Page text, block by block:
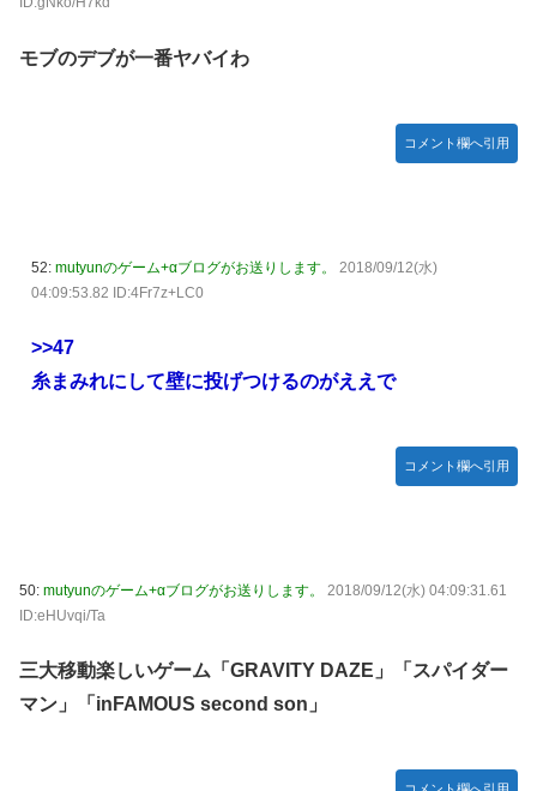
モブのデブが一番ヤバイわ
コメント欄へ引用
52: mutyunのゲーム+αブログがお送りします。
2018/09/12(水)
04:09:53.82 ID:4Fr7z+LC0
>>47
糸まみれにして壁に投げつけるのがええで
コメント欄へ引用
50: mutyunのゲーム+αブログがお送りします。
2018/09/12(水) 04:09:31.61
ID:eHUvqi/Ta
三大移動楽しいゲーム「GRAVITY DAZE」「スパイダー
マン」「inFAMOUS second son」